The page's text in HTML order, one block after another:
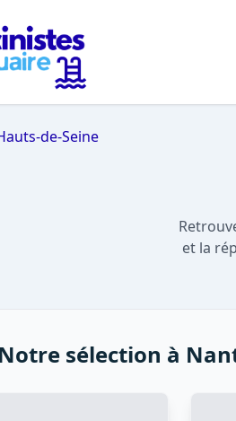
de-Seine
et la
Notre sélection à